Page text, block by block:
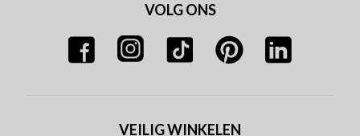
VOLG ONS
VEILIG WINKELEN